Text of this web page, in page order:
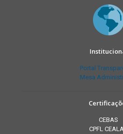
Portal
Mesa
CEBAS
CPFL